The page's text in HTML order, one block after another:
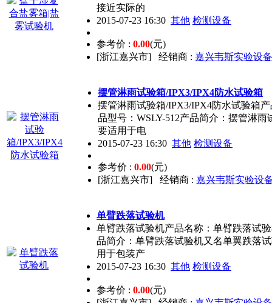
接近实际的
2015-07-23 16:30 其他 检测设备
参考价 : 0.00(元)
[浙江嘉兴市]
经销商 : 嘉兴韦斯实验设
摆管淋雨试验箱/IPX3/IPX4防水试验箱
摆管淋雨试验箱/IPX3/IPX4防水试验箱
品型号：WSLY-512产品简介：摆管淋
要适用于电
2015-07-23 16:30 其他 检测设备
参考价 : 0.00(元)
[浙江嘉兴市]
经销商 : 嘉兴韦斯实验设
单臂跌落试验机
单臂跌落试验机产品名称：单臂跌落试
品简介：单臂跌落试验机又名单翼跌落
用于包装产
2015-07-23 16:30 其他 检测设备
参考价 : 0.00(元)